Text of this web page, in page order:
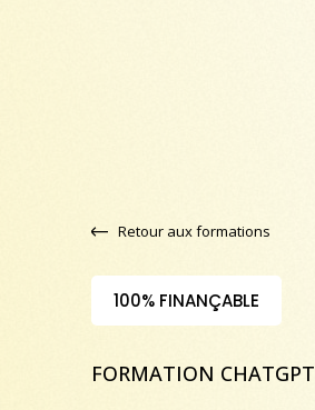
Retour aux formations
100% FINANÇABLE
FORMATION CHATGPT